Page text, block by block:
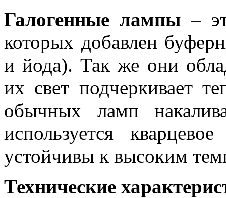
Галогенные лампы –
которых добавлен
и йода). Так же они
их свет подчеркивает
обычных ламп
используется
устойчивы к высоким
Технические